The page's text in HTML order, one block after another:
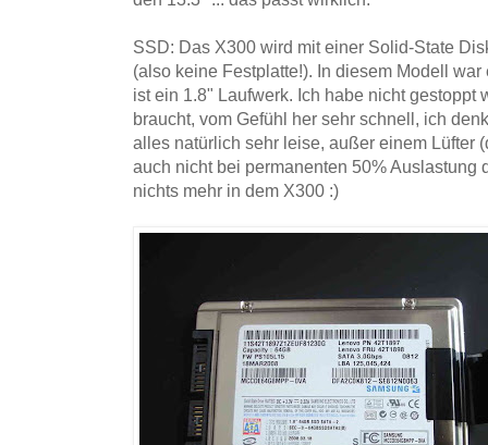
SSD: Das X300 wird mit einer Solid-State
(also keine Festplatte!). In diesem Modell
ist ein 1.8" Laufwerk. Ich habe nicht gestoppt
braucht, vom Gefühl her sehr schnell, ich
alles natürlich sehr leise, außer einem Lüfter
auch nicht bei permanenten 50% Auslastung
nichts mehr in dem X300 :)